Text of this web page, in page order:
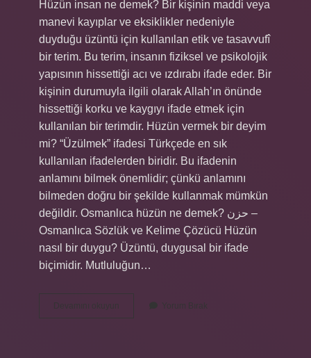
Hüzün insan ne demek? Bir kişinin maddi veya
manevi kayıplar ve eksiklikler nedeniyle
duyduğu üzüntü için kullanılan etik ve tasavvufî
bir terim. Bu terim, insanın fiziksel ve psikolojik
yapısının hissettiği acı ve ızdırabı ifade eder. Bir
kişinin durumuyla ilgili olarak Allah’ın önünde
hissettiği korku ve kaygıyı ifade etmek için
kullanılan bir terimdir. Hüzün vermek bir deyim
mi? “Üzülmek” ifadesi Türkçede en sık
kullanılan ifadelerden biridir. Bu ifadenin
anlamını bilmek önemlidir; çünkü anlamını
bilmeden doğru bir şekilde kullanmak mümkün
değildir. Osmanlıca hüzün ne demek? حزن –
Osmanlıca Sözlük ve Kelime Çözücü Hüzün
nasıl bir duygu? Üzüntü, duygusal bir ifade
biçimidir. Mutluluğun…
Devamını okuyun
Ne
Yorum Bırak